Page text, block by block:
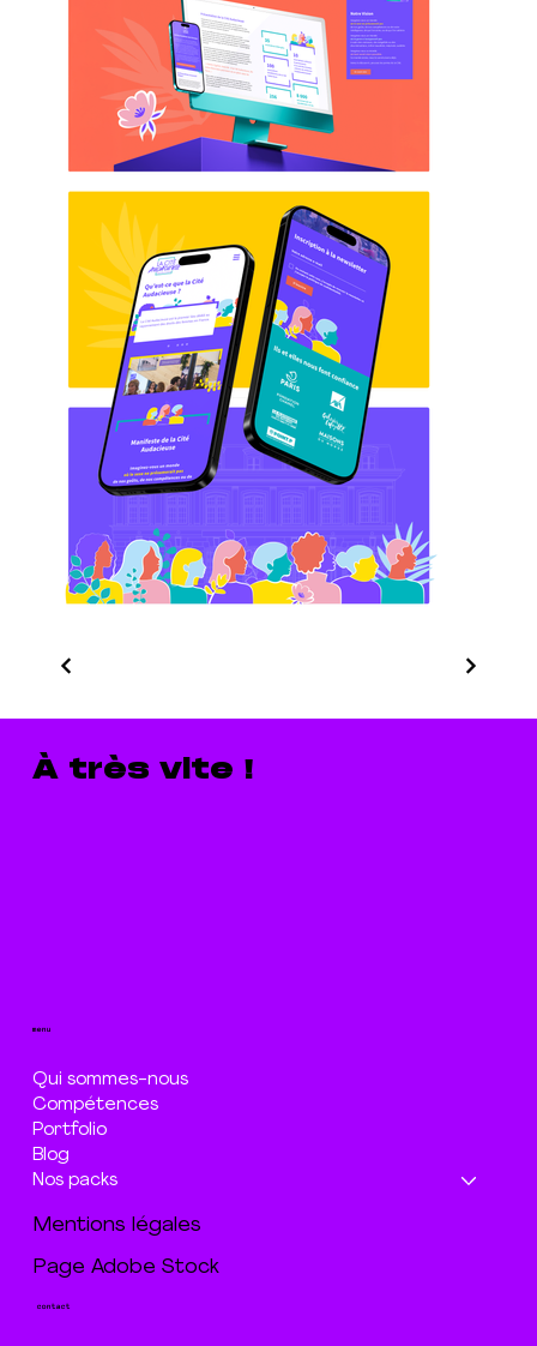
À très vite !
menu
Qui sommes-nous
Compétences
Portfolio
Blog
Nos packs
Mentions légales
Page Adobe Stock
contact